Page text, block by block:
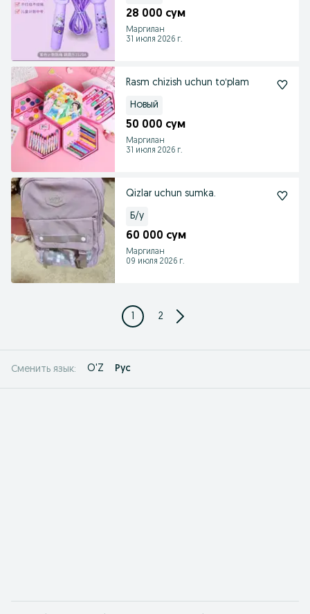
28 000 сум
Маргилан
31 июля 2026 г.
Rasm chizish uchun toʻplam
Новый
50 000 сум
Маргилан
31 июля 2026 г.
Qizlar uchun sumka.
Б/у
60 000 сум
Маргилан
09 июля 2026 г.
1 2
Сменить язык: O'Z Рус